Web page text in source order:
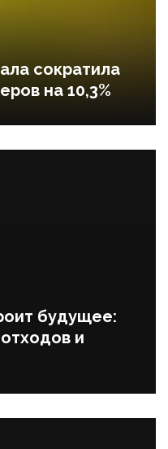
сократила
на 10,3%
будущее:
и